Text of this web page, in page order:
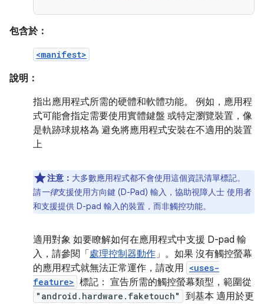
包含於：
<manifest>
說明：
指出應用程式所需的硬體和軟體功能。 例如，應用程
式可能會指定需要使用實體鍵盤 或特定瀏覽裝置，像
是軌跡球規格為 避免將應用程式安裝在不適用的裝置
上
注意： 大多數應用程式都不會使用這個資訊清單標記。
請一律支援使用方向鍵 (D-Pad) 輸入，協助視障人士 使用者
和支援提供 D-pad 輸入的裝置，而非觸控功能。
適用對象 如要瞭解如何在應用程式中支援 D-pad 輸
入，請參閱「 處理控制器動作」。如果 沒有觸控螢幕
的應用程式就無法正常運作，請改用 <uses-
feature> 標記： 宣告所需的觸控螢幕類型，範圍從
"android.hardware.faketouch"
到基本 適用於更